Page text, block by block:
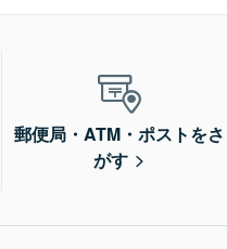
郵便局・ATM・ポストをさ
がす